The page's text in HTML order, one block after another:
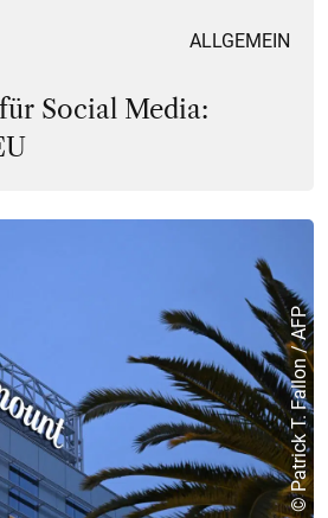
ALLGEMEIN
Social Media:
© Patrick T. Fallon / AFP